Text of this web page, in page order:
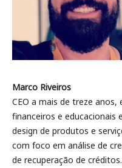
Marco Riveiros
CEO a mais de treze
financeiros e educacionais
design de produtos e
com foco em análise de
de recuperação de